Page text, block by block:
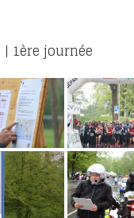
1ère journée